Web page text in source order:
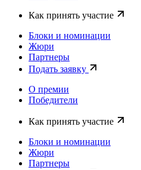
Как принять участие
Блоки и номинации
Жюри
Партнеры
Подать заявку
О премии
Победители
Как принять участие
Блоки и номинации
Жюри
Партнеры